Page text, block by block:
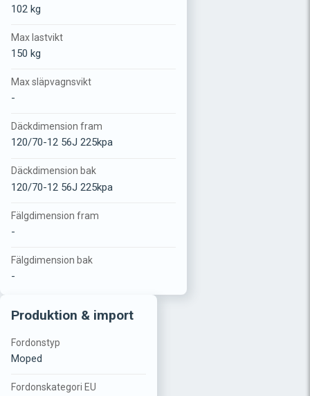
102 kg
Max lastvikt
150 kg
Max släpvagnsvikt
-
Däckdimension fram
120/70-12 56J 225kpa
Däckdimension bak
120/70-12 56J 225kpa
Fälgdimension fram
-
Fälgdimension bak
-
Produktion & import
Fordonstyp
Moped
Fordonskategori EU